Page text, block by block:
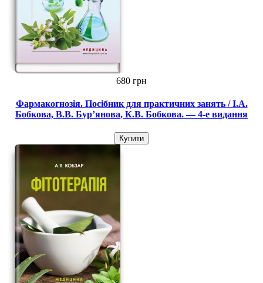
680 грн
Фармакогнозія. Посібник для практичних занять / І.А.
Бобкова, В.В. Бур’янова, К.В. Бобкова. — 4-е видання
Купити